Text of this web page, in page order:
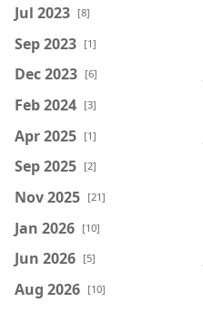
Jul 2023 [8]
Sep 2023 [1]
Dec 2023 [6]
Feb 2024 [3]
Apr 2025 [1]
Sep 2025 [2]
Nov 2025 [21]
Jan 2026 [10]
Jun 2026 [5]
Aug 2026 [10]